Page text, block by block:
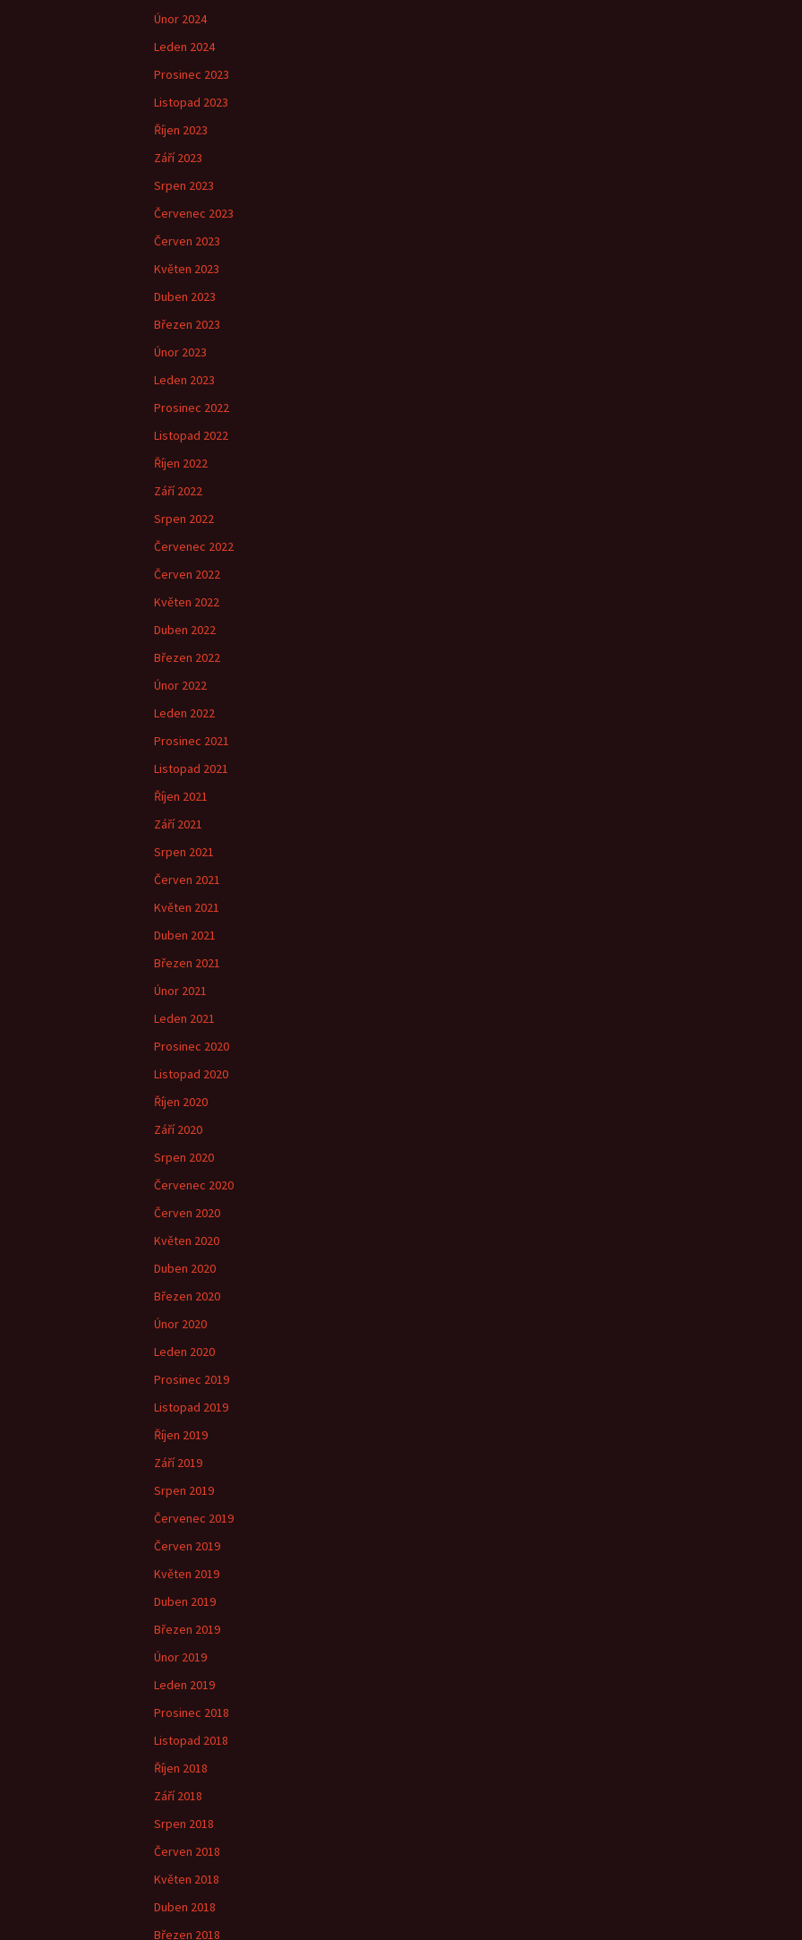
Únor 2024
Leden 2024
Prosinec 2023
Listopad 2023
Říjen 2023
Září 2023
Srpen 2023
Červenec 2023
Červen 2023
Květen 2023
Duben 2023
Březen 2023
Únor 2023
Leden 2023
Prosinec 2022
Listopad 2022
Říjen 2022
Září 2022
Srpen 2022
Červenec 2022
Červen 2022
Květen 2022
Duben 2022
Březen 2022
Únor 2022
Leden 2022
Prosinec 2021
Listopad 2021
Říjen 2021
Září 2021
Srpen 2021
Červen 2021
Květen 2021
Duben 2021
Březen 2021
Únor 2021
Leden 2021
Prosinec 2020
Listopad 2020
Říjen 2020
Září 2020
Srpen 2020
Červenec 2020
Červen 2020
Květen 2020
Duben 2020
Březen 2020
Únor 2020
Leden 2020
Prosinec 2019
Listopad 2019
Říjen 2019
Září 2019
Srpen 2019
Červenec 2019
Červen 2019
Květen 2019
Duben 2019
Březen 2019
Únor 2019
Leden 2019
Prosinec 2018
Listopad 2018
Říjen 2018
Září 2018
Srpen 2018
Červen 2018
Květen 2018
Duben 2018
Březen 2018